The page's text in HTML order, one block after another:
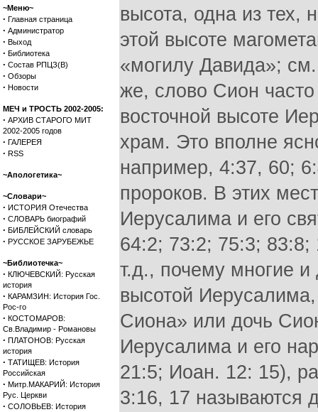
~Меню~
· Главная страница
· Администратор
· Выход
· Библиотека
· Состав РПЦЗ(В)
· Обзоры
· Новости
МЕЧ и ТРОСТЬ 2002-2005:
· АРХИВ СТАРОГО МИТ
2002-2005 годов
· ГАЛЕРЕЯ
· RSS
~Апологетика~
~Словари~
· ИСТОРИЯ Отечества
· СЛОВАРЬ биографий
· БИБЛЕЙСКИЙ словарь
· РУССКОЕ ЗАРУБЕЖЬЕ
~Библиотечка~
· КЛЮЧЕВСКИЙ: Русская
история
· КАРАМЗИН: История Гос.
Рос-го
· КОСТОМАРОВ:
Св.Владимир - Романовы
· ПЛАТОНОВ: Русская
история
· ТАТИЩЕВ: История
Российская
· Митр.МАКАРИЙ: История
Рус. Церкви
· СОЛОВЬЕВ: История
высота, одна из тех,
этой высоте
«могилу Давида»;
же, слово Сион
восточной высоте
храм. Это вполне
например, 4:37, 60;
пророков. В этих
Иерусалима и его
64:2; 73:2; 75:3;
т.д., почему многие
высотой
Сиона» или дочь
Иерусалима и его
21:5; Иоан. 12: 15),
3:16, 17